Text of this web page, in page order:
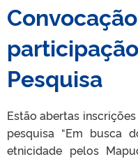
TELEFONES
Pesquisa
Estão abertas
pesquisa “Em busca
etnicidade pelos